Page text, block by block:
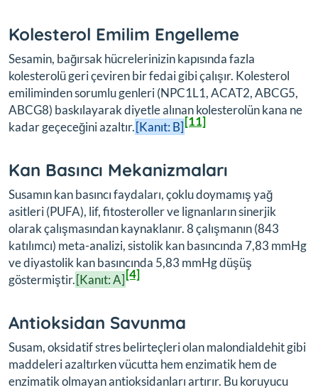
Kolesterol Emilim Engelleme
Sesamin, bağırsak hücrelerinizin kapısında fazla
kolesterolü geri çeviren bir fedai gibi çalışır. Kolesterol
emiliminden sorumlu genleri (NPC1L1, ACAT2, ABCG5,
ABCG8) baskılayarak diyetle alınan kolesterolün kana ne
kadar geçeceğini azaltır.[Kanıt: B][11]
Kan Basıncı Mekanizmaları
Susamın kan basıncı faydaları, çoklu doymamış yağ
asitleri (PUFA), lif, fitosteroller ve lignanların sinerjik
olarak çalışmasından kaynaklanır. 8 çalışmanın (843
katılımcı) meta-analizi, sistolik kan basıncında 7,83 mmHg
ve diyastolik kan basıncında 5,83 mmHg düşüş
göstermiştir.[Kanıt: A][4]
Antioksidan Savunma
Susam, oksidatif stres belirteçleri olan malondialdehit gibi
maddeleri azaltırken vücutta hem enzimatik hem de
enzimatik olmayan antioksidanları artırır. Bu koruyucu